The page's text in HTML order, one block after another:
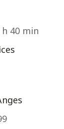
40 min